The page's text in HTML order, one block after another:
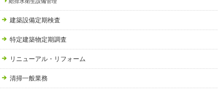
建築設備定期検査
特定建築物定期調査
リニューアル・リフォーム
清掃一般業務